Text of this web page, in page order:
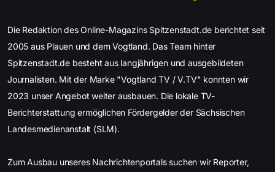
Die Redaktion des Online-Magazins Spitzenstadt.de berichtet seit
2005 aus Plauen und dem Vogtland. Das Team hinter
Spitzenstadt.de besteht aus langjährigen und ausgebildeten
Journalisten. Mit der Marke "Vogtland TV / V.TV" konnten wir
2023 unser Angebot weiter ausbauen. Die lokale TV-
Berichterstattung ermöglichen Fördergelder der Sächsischen
Landesmedienanstalt (SLM).
Zum Ausbau unseres Nachrichtenportals suchen wir Reporter,